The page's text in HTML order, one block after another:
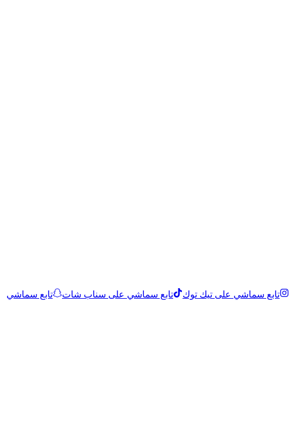
تابع سماشي على تيك توك تابع سماشي على سناب شات
تابع سماشي